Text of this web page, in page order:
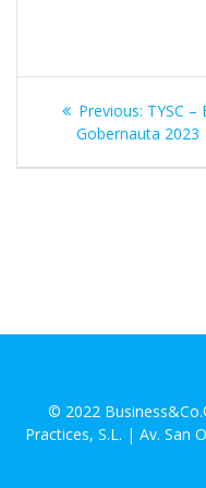
Navegación
Previous: Previous
post:
TYSC –
Gobernauta 2023
© 2022
Practices, S.L. | Av. San